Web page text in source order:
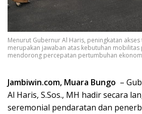
Menurut Gubernur Al Haris, peningkatan
merupakan jawaban atas kebutuhan mobilitas
mendorong percepatan pertumbuhan
Jambiwin.com, Muara Bungo –
Al Haris, S.Sos., MH hadir secara
seremonial pendaratan dan